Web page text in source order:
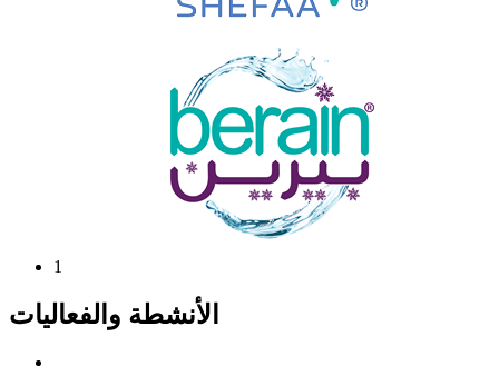
1
الأنشطة والفعاليات